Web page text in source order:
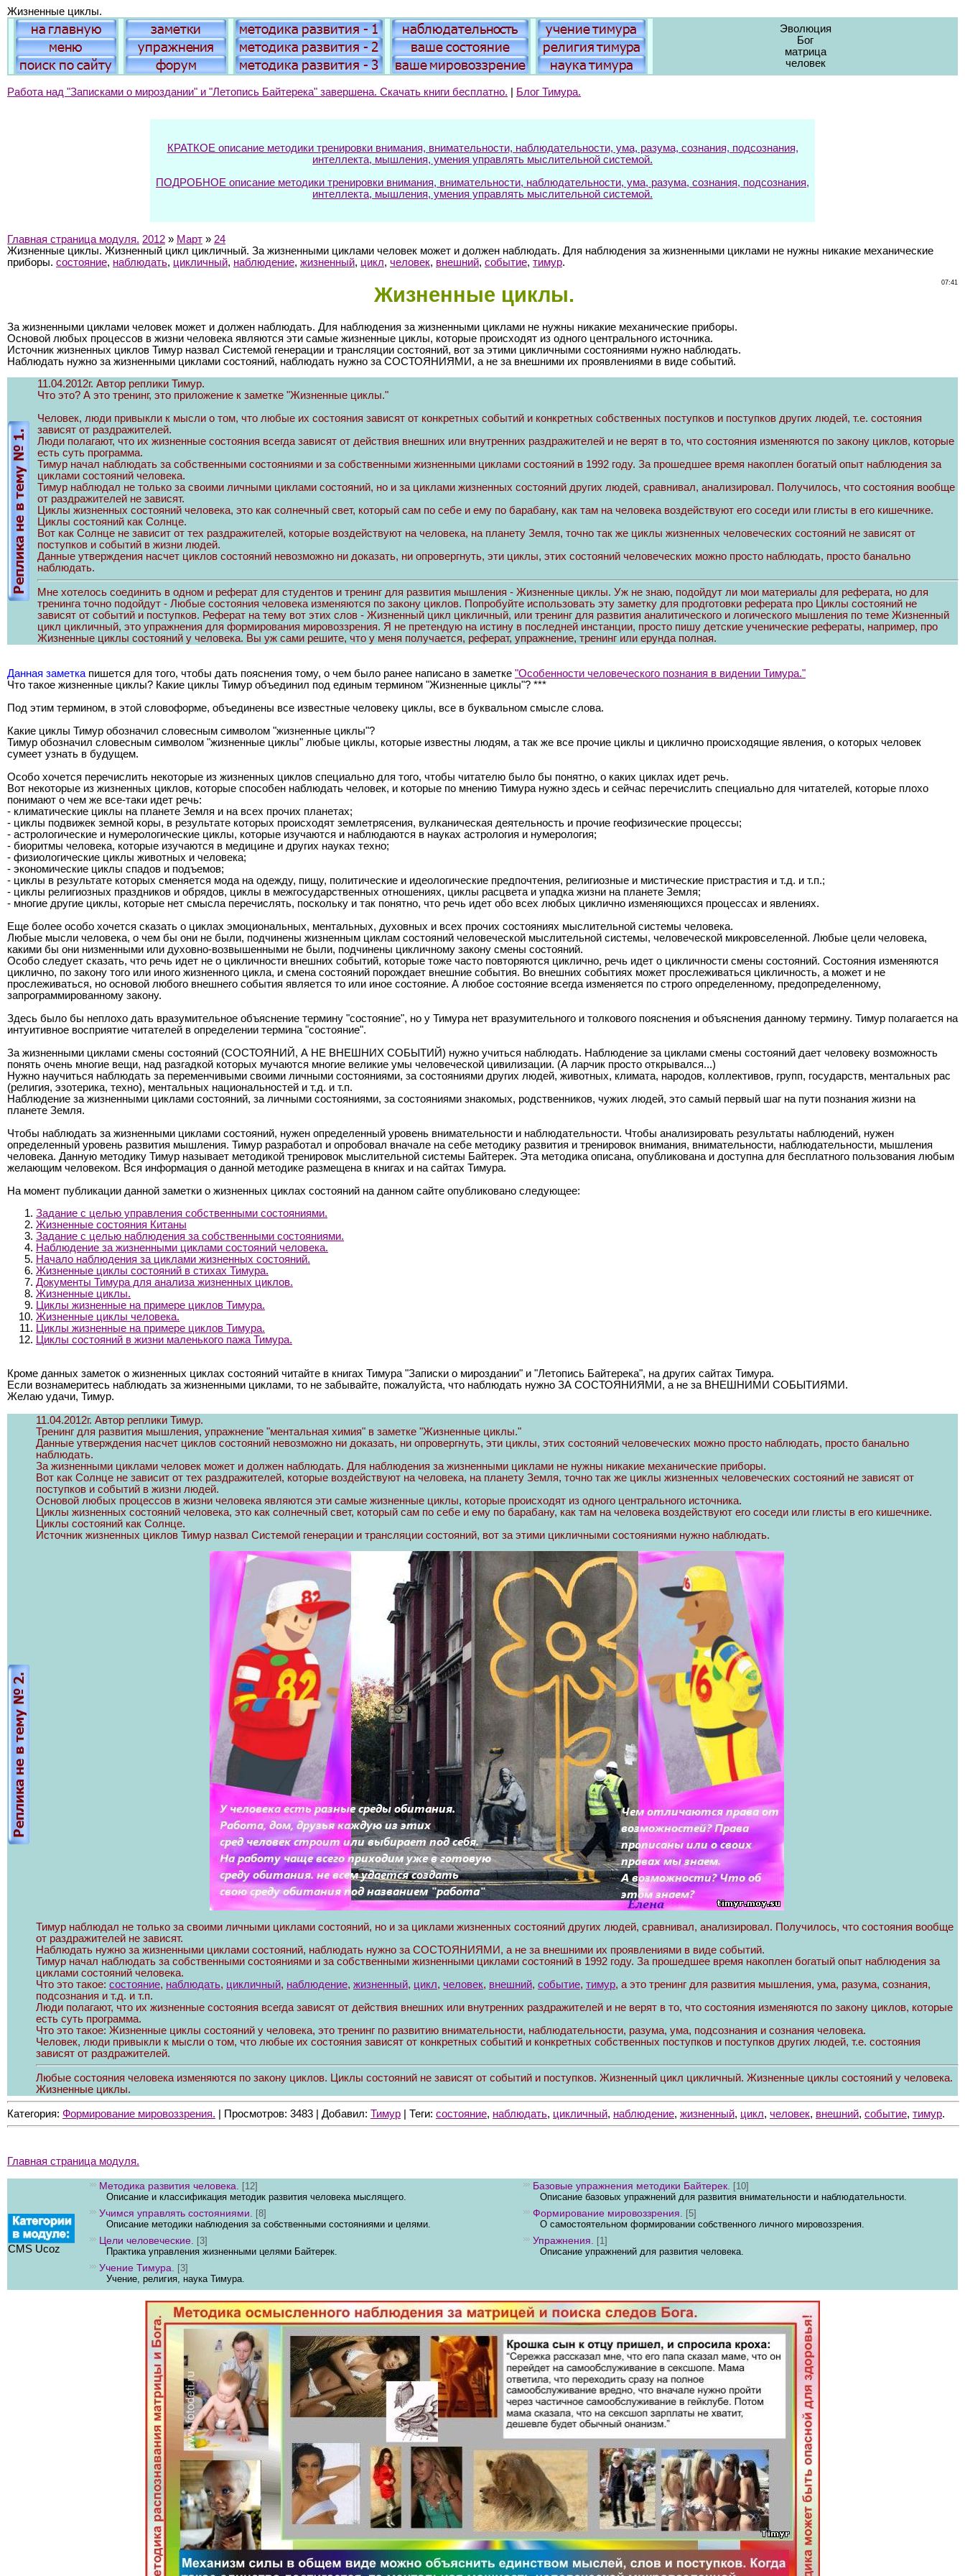
Жизненные циклы.
Эволюция
Бог
матрица
человек
Работа над "Записками о мироздании" и "Летопись Байтерека" завершена. Скачать книги бесплатно. Блог Тимура.
КРАТКОЕ описание методики тренировки внимания, внимательности, наблюдательности, ума, разума, сознания, подсознания,
интеллекта, мышления, умения управлять мыслительной системой.
ПОДРОБНОЕ описание методики тренировки внимания, внимательности, наблюдательности, ума, разума, сознания, подсознания,
интеллекта, мышления, умения управлять мыслительной системой.
Главная страница модуля. 2012 » Март » 24
Жизненные циклы. Жизненный цикл цикличный. За жизненными циклами человек может и должен наблюдать. Для наблюдения за жизненными циклами не нужны никакие механические
приборы. состояние, наблюдать, цикличный, наблюдение, жизненный, цикл, человек, внешний, событие, тимур.
07:41
Жизненные циклы.
За жизненными циклами человек может и должен наблюдать. Для наблюдения за жизненными циклами не нужны никакие механические приборы.
Основой любых процессов в жизни человека являются эти самые жизненные циклы, которые происходят из одного центрального источника.
Источник жизненных циклов Тимур назвал Системой генерации и трансляции состояний, вот за этими цикличными состояниями нужно наблюдать.
Наблюдать нужно за жизненными циклами состояний, наблюдать нужно за СОСТОЯНИЯМИ, а не за внешними их проявлениями в виде событий.
11.04.2012г. Автор реплики Тимур.
Что это? А это тренинг, это приложение к заметке "Жизненные циклы."
Человек, люди привыкли к мысли о том, что любые их состояния зависят от конкретных событий и конкретных собственных поступков и поступков других людей, т.е. состояния
зависят от раздражителей.
Люди полагают, что их жизненные состояния всегда зависят от действия внешних или внутренних раздражителей и не верят в то, что состояния изменяются по закону циклов, которые
есть суть программа.
Тимур начал наблюдать за собственными состояниями и за собственными жизненными циклами состояний в 1992 году. За прошедшее время накоплен богатый опыт наблюдения за
циклами состояний человека.
Тимур наблюдал не только за своими личными циклами состояний, но и за циклами жизненных состояний других людей, сравнивал, анализировал. Получилось, что состояния вообще
от раздражителей не зависят.
Циклы жизненных состояний человека, это как солнечный свет, который сам по себе и ему по барабану, как там на человека воздействуют его соседи или глисты в его кишечнике.
Циклы состояний как Солнце.
Вот как Солнце не зависит от тех раздражителей, которые воздействуют на человека, на планету Земля, точно так же циклы жизненных человеческих состояний не зависят от
поступков и событий в жизни людей.
Данные утверждения насчет циклов состояний невозможно ни доказать, ни опровергнуть, эти циклы, этих состояний человеческих можно просто наблюдать, просто банально
наблюдать.
Мне хотелось соединить в одном и реферат для студентов и тренинг для развития мышления - Жизненные циклы. Уж не знаю, подойдут ли мои материалы для реферата, но для
тренинга точно подойдут - Любые состояния человека изменяются по закону циклов. Попробуйте использовать эту заметку для продготовки реферата про Циклы состояний не
зависят от событий и поступков. Реферат на тему вот этих слов - Жизненный цикл цикличный, или тренинг для развития аналитического и логического мышления по теме Жизненный
цикл цикличный, это упражнения для формирования мировоззрения. Я не претендую на истину в последней инстанции, просто пишу детские ученические рефераты, например, про
Жизненные циклы состояний у человека. Вы уж сами решите, что у меня получается, реферат, упражнение, тренинг или ерунда полная.
Данная заметкапишется для того, чтобы дать пояснения тому, о чем было ранее написано в заметке "Особенности человеческого познания в видении Тимура."
Что такое жизненные циклы? Какие циклы Тимур объединил под единым термином "Жизненные циклы"? ***
Под этим термином, в этой словоформе, объединены все известные человеку циклы, все в буквальном смысле слова.
Какие циклы Тимур обозначил словесным символом "жизненные циклы"?
Тимур обозначил словесным символом "жизненные циклы" любые циклы, которые известны людям, а так же все прочие циклы и циклично происходящие явления, о которых человек
сумеет узнать в будущем.
Особо хочется перечислить некоторые из жизненных циклов специально для того, чтобы читателю было бы понятно, о каких циклах идет речь.
Вот некоторые из жизненных циклов, которые способен наблюдать человек, и которые по мнению Тимура нужно здесь и сейчас перечислить специально для читателей, которые плохо
понимают о чем же все-таки идет речь:
- климатические циклы на планете Земля и на всех прочих планетах;
- циклы подвижек земной коры, в результате которых происходят землетрясения, вулканическая деятельность и прочие геофизические процессы;
- астрологические и нумерологические циклы, которые изучаются и наблюдаются в науках астрология и нумерология;
- биоритмы человека, которые изучаются в медицине и других науках техно;
- физиологические циклы животных и человека;
- экономические циклы спадов и подъемов;
- циклы в результате которых сменяется мода на одежду, пищу, политические и идеологические предпочтения, религиозные и мистические пристрастия и т.д. и т.п.;
- циклы религиозных праздников и обрядов, циклы в межгосударственных отношениях, циклы расцвета и упадка жизни на планете Земля;
- многие другие циклы, которые нет смысла перечислять, поскольку и так понятно, что речь идет обо всех любых циклично изменяющихся процессах и явлениях.
Еще более особо хочется сказать о циклах эмоциональных, ментальных, духовных и всех прочих состояниях мыслительной системы человека.
Любые мысли человека, о чем бы они не были, подчинены жизненным циклам состояний человеческой мыслительной системы, человеческой микровселенной. Любые цели человека,
какими бы они низменными или духовно-возвышенными не были, подчинены цикличному закону смены состояний.
Особо следует сказать, что речь идет не о цикличности внешних событий, которые тоже часто повторяются циклично, речь идет о цикличности смены состояний. Состояния изменяются
циклично, по закону того или иного жизненного цикла, и смена состояний порождает внешние события. Во внешних событиях может прослеживаться цикличность, а может и не
прослеживаться, но основой любого внешнего события является то или иное состояние. А любое состояние всегда изменяется по строго определенному, предопределенному,
запрограммированному закону.
Здесь было бы неплохо дать вразумительное объяснение термину "состояние", но у Тимура нет вразумительного и толкового пояснения и объяснения данному термину. Тимур полагается на
интуитивное восприятие читателей в определении термина "состояние".
За жизненными циклами смены состояний (СОСТОЯНИЙ, А НЕ ВНЕШНИХ СОБЫТИЙ) нужно учиться наблюдать. Наблюдение за циклами смены состояний дает человеку возможность
понять очень многие вещи, над разгадкой которых мучаются многие великие умы человеческой цивилизации. (А ларчик просто открывался...)
Нужно научиться наблюдать за переменчивыми своими личными состояниями, за состояниями других людей, животных, климата, народов, коллективов, групп, государств, ментальных рас
(религия, эзотерика, техно), ментальных национальностей и т.д. и т.п.
Наблюдение за жизненными циклами состояний, за личными состояниями, за состояниями знакомых, родственников, чужих людей, это самый первый шаг на пути познания жизни на
планете Земля.
Чтобы наблюдать за жизненными циклами состояний, нужен определенный уровень внимательности и наблюдательности. Чтобы анализировать результаты наблюдений, нужен
определенный уровень развития мышления. Тимур разработал и опробовал вначале на себе методику развития и тренировок внимания, внимательности, наблюдательности, мышления
человека. Данную методику Тимур называет методикой тренировок мыслительной системы Байтерек. Эта методика описана, опубликована и доступна для бесплатного пользования любым
желающим человеком. Вся информация о данной методике размещена в книгах и на сайтах Тимура.
На момент публикации данной заметки о жизненных циклах состояний на данном сайте опубликовано следующее:
Задание с целью управления собственными состояниями.
Жизненные состояния Китаны
Задание с целью наблюдения за собственными состояниями.
Наблюдение за жизненными циклами состояний человека.
Начало наблюдения за циклами жизненных состояний.
Жизненные циклы состояний в стихах Тимура.
Документы Тимура для анализа жизненных циклов.
Жизненные циклы.
Циклы жизненные на примере циклов Тимура.
Жизненные циклы человека.
Циклы жизненные на примере циклов Тимура.
Циклы состояний в жизни маленького пажа Тимура.
Кроме данных заметок о жизненных циклах состояний читайте в книгах Тимура "Записки о мироздании" и "Летопись Байтерека", на других сайтах Тимура.
Если вознамеритесь наблюдать за жизненными циклами, то не забывайте, пожалуйста, что наблюдать нужно ЗА СОСТОЯНИЯМИ, а не за ВНЕШНИМИ СОБЫТИЯМИ.
Желаю удачи, Тимур.
11.04.2012г. Автор реплики Тимур.
Тренинг для развития мышления, упражнение "ментальная химия" в заметке "Жизненные циклы."
Данные утверждения насчет циклов состояний невозможно ни доказать, ни опровергнуть, эти циклы, этих состояний человеческих можно просто наблюдать, просто банально
наблюдать.
За жизненными циклами человек может и должен наблюдать. Для наблюдения за жизненными циклами не нужны никакие механические приборы.
Вот как Солнце не зависит от тех раздражителей, которые воздействуют на человека, на планету Земля, точно так же циклы жизненных человеческих состояний не зависят от
поступков и событий в жизни людей.
Основой любых процессов в жизни человека являются эти самые жизненные циклы, которые происходят из одного центрального источника.
Циклы жизненных состояний человека, это как солнечный свет, который сам по себе и ему по барабану, как там на человека воздействуют его соседи или глисты в его кишечнике.
Циклы состояний как Солнце.
Источник жизненных циклов Тимур назвал Системой генерации и трансляции состояний, вот за этими цикличными состояниями нужно наблюдать.
Тимур наблюдал не только за своими личными циклами состояний, но и за циклами жизненных состояний других людей, сравнивал, анализировал. Получилось, что состояния вообще
от раздражителей не зависят.
Наблюдать нужно за жизненными циклами состояний, наблюдать нужно за СОСТОЯНИЯМИ, а не за внешними их проявлениями в виде событий.
Тимур начал наблюдать за собственными состояниями и за собственными жизненными циклами состояний в 1992 году. За прошедшее время накоплен богатый опыт наблюдения за
циклами состояний человека.
Что это такое: состояние, наблюдать, цикличный, наблюдение, жизненный, цикл, человек, внешний, событие, тимур, а это тренинг для развития мышления, ума, разума, сознания,
подсознания и т.д. и т.п.
Люди полагают, что их жизненные состояния всегда зависят от действия внешних или внутренних раздражителей и не верят в то, что состояния изменяются по закону циклов, которые
есть суть программа.
Что это такое: Жизненные циклы состояний у человека, это тренинг по развитию внимательности, наблюдательности, разума, ума, подсознания и сознания человека.
Человек, люди привыкли к мысли о том, что любые их состояния зависят от конкретных событий и конкретных собственных поступков и поступков других людей, т.е. состояния
зависят от раздражителей.
Любые состояния человека изменяются по закону циклов. Циклы состояний не зависят от событий и поступков. Жизненный цикл цикличный. Жизненные циклы состояний у человека.
Жизненные циклы.
Категория: Формирование мировоззрения. | Просмотров: 3483 | Добавил: Тимур | Теги: состояние, наблюдать, цикличный, наблюдение, жизненный, цикл, человек, внешний, событие, тимур.
Главная страница модуля.
CMS Ucoz
Методика развития человека.
[12]
Описание и классификация методик развития человека мыслящего.
Базовые упражнения методики Байтерек.
[10]
Описание базовых упражнений для развития внимательности и наблюдательности.
Учимся управлять состояниями.
[8]
Описание методики наблюдения за собственными состояниями и целями.
Формирование мировоззрения.
[5]
О самостоятельном формировании собственного личного мировоззрения.
Цели человеческие.
[3]
Практика управления жизненными целями Байтерек.
Упражнения.
[1]
Описание упражнений для развития человека.
Учение Тимура.
[3]
Учение, религия, наука Тимура.